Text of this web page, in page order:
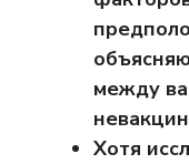
между
Хотя